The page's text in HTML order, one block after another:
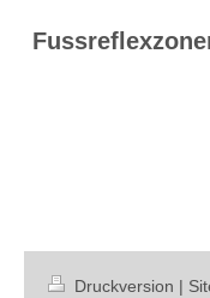
Druckversion |